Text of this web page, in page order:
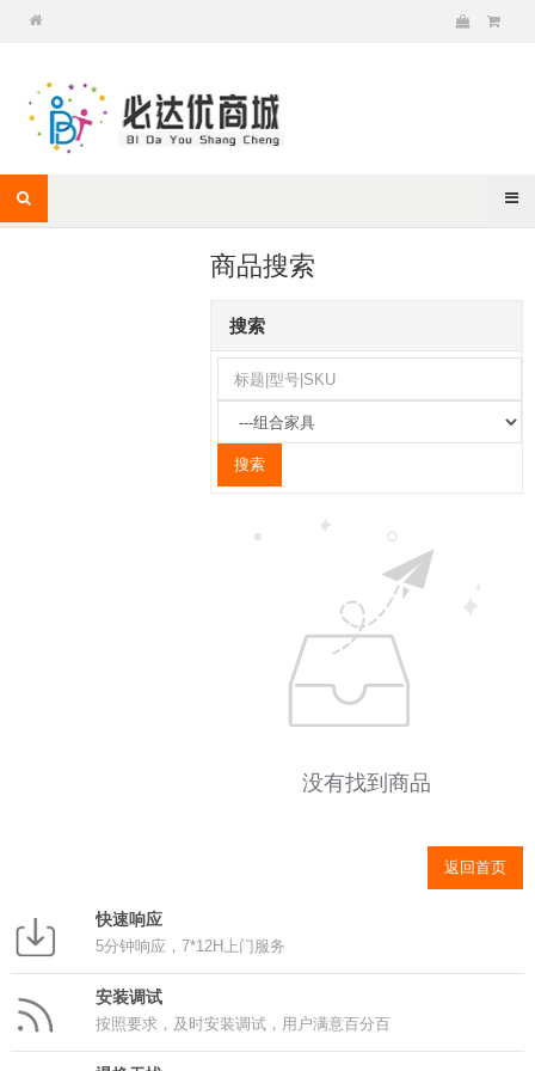
商品搜索
搜索
没有找到商品
返回首页
快速响应
5分钟响应，7*12H上门服务
安装调试
按照要求，及时安装调试，用户满意百分百